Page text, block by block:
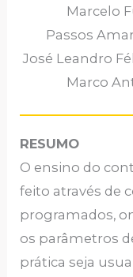
Marcelo
Passos
José Leandro
Marco
RESUMO
O ensino do
feito através de
programados,
os parâmetros
prática seja